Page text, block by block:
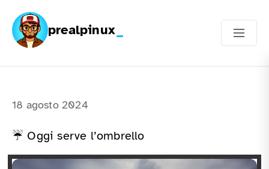
prealpinux
18 agosto 2024
☔ Oggi serve l’ombrello